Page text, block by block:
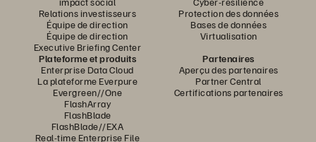
Relations investisseurs
Équipe de direction
Équipe de direction
Executive Briefing Center
Protection des données
Bases de données
Virtualisation
Plateforme et produits
Enterprise Data Cloud
La plateforme Everpure
Evergreen//One
FlashArray
FlashBlade
FlashBlade//EXA
Real-time Enterprise File
Partenaires
Aperçu des partenaires
Partner Central
Certifications partenaires